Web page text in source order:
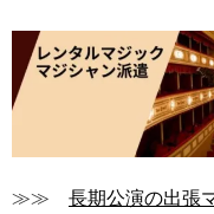
≫≫ 長期公演の出張